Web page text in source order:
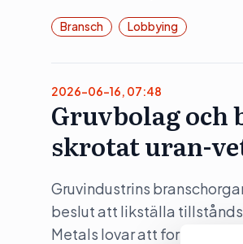
Bransch Lobbying
2026-06-16, 07:48
Gruvbolag
skrotat uran-
Gruvindustrins
beslut att likställa
Metals lovar att fortsätta